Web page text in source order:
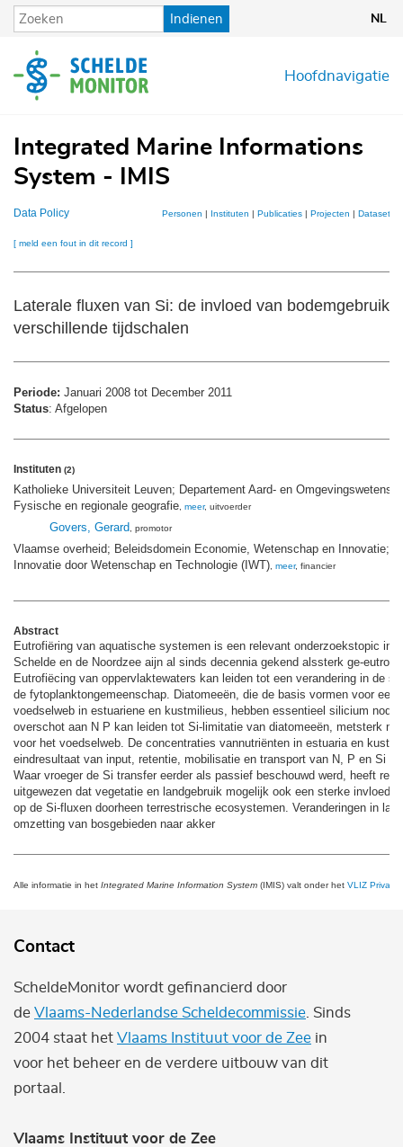
Overslaan
en
de
inhoud
Indienen NL
Hoofdnavigatie
Integrated Marine Informations
System - IMIS
Data Policy Personen | Instituten | Publicaties | Projecten | Datasets
[ meld een fout in dit record ]
Laterale fluxen van Si: de invloed van bodemgebruik
verschillende tijdschalen
Periode: Januari 2008 tot December 2011
Status: Afgelopen
Instituten (2)
Katholieke Universiteit Leuven; Departement Aard- en
Fysische en regionale geografie meer, uitvoerder
Govers, Gerard , promotor
Vlaamse overheid; Beleidsdomein Economie, Wetenschap en Innovatie;
Innovatie door Wetenschap en Technologie (IWT) meer, financier
Abstract
Eutrofiëring van aquatische systemen is een relevant onderzoekstopic
Schelde en de Noordzee aijn al sinds decennia gekend alssterk ge-
Eutrofiëcing van oppervlaktewaters kan leiden tot een verandering in de
de fytoplanktongemeenschap. Diatomeeën, die de basis vormen voor een
voedselweb in estuariene en kustmilieus, hebben essentieel silicium
overschot aan N P kan leiden tot Si-limitatie van diatomeeën, metsterk
voor het voedselweb. De concentraties vannutriënten in estuaria en
eindresultaat van input, retentie, mobilisatie en transport van N, P en Si
Waar vroeger de Si transfer eerder als passief beschouwd werd, heeft
uitgewezen dat vegetatie en landgebruik mogelijk ook een sterke invloed
op de Si-fluxen doorheen terrestrische ecosystemen. Veranderingen in
omzetting van bosgebieden naar akker
Alle informatie in het Integrated Marine Information System (IMIS) valt onder het VLIZ Privacy
Contact
ScheldeMonitor wordt gefinancierd door
de Vlaams-Nederlandse Scheldecommissie . Sinds
2004 staat het Vlaams Instituut voor de Zee in
voor het beheer en de verdere uitbouw van dit
portaal.
Vlaams Instituut voor de Zee